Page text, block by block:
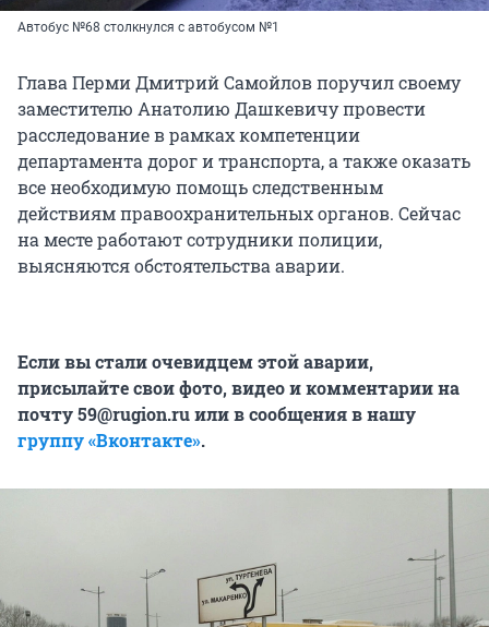
Автобус №68 столкнулся с автобусом №1
Глава Перми Дмитрий Самойлов поручил своему
заместителю Анатолию Дашкевичу провести
расследование в рамках компетенции
департамента дорог и транспорта, а также оказать
все необходимую помощь следственным
действиям правоохранительных органов. Сейчас
на месте работают сотрудники полиции,
выясняются обстоятельства аварии.
Если вы стали очевидцем этой аварии,
присылайте свои фото, видео и комментарии на
почту 59@rugion.ru или в сообщения в нашу
группу «Вконтакте».